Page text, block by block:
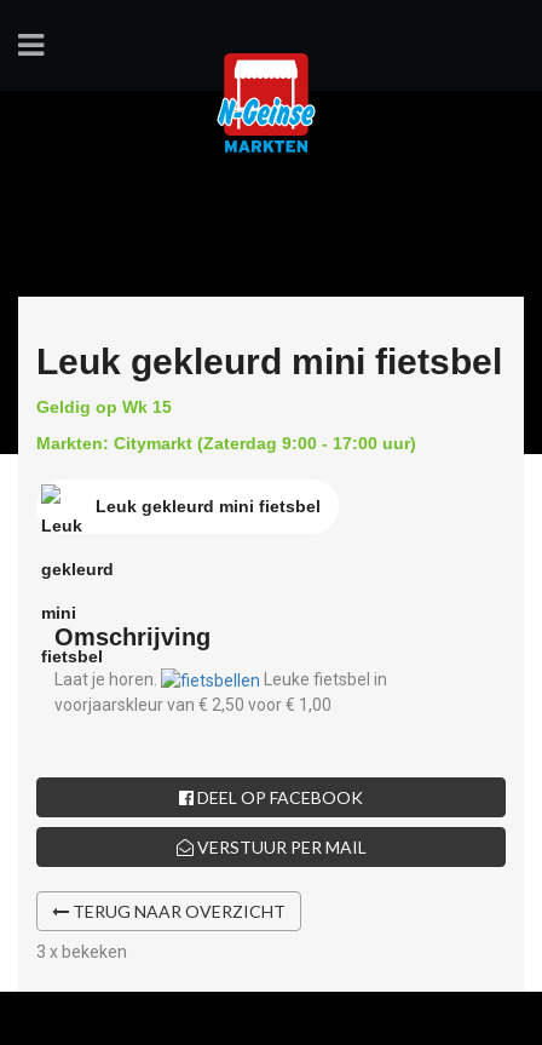
Leuk gekleurd mini fietsbel
Geldig op Wk 15
Markten: Citymarkt (Zaterdag 9:00 - 17:00 uur)
Leuk gekleurd mini fietsbel
Omschrijving
Laat je horen.
Leuke fietsbel in
voorjaarskleur van € 2,50 voor € 1,00
DEEL OP FACEBOOK
VERSTUUR PER MAIL
TERUG NAAR OVERZICHT
3 x bekeken